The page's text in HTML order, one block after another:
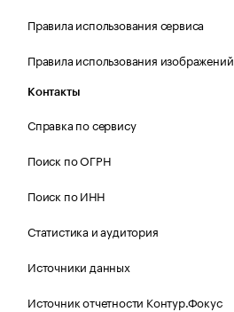
Правила использования сервиса
Правила использования изображений
Контакты
Справка по сервису
Поиск по ОГРН
Поиск по ИНН
Статистика и аудитория
Источники данных
Источник отчетности Контур.Фокус